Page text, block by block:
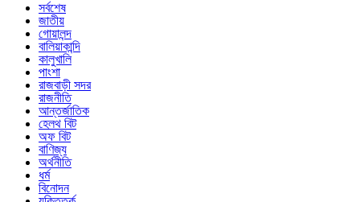
সর্বশেষ
জাতীয়
গোয়ালন্দ
বালিয়াকান্দি
কালুখালি
পাংশা
রাজবাড়ী সদর
রাজনীতি
আন্তর্জাতিক
হেলথ বিট
অফ বিট
বাণিজ্য
অর্থনীতি
ধর্ম
বিনোদন